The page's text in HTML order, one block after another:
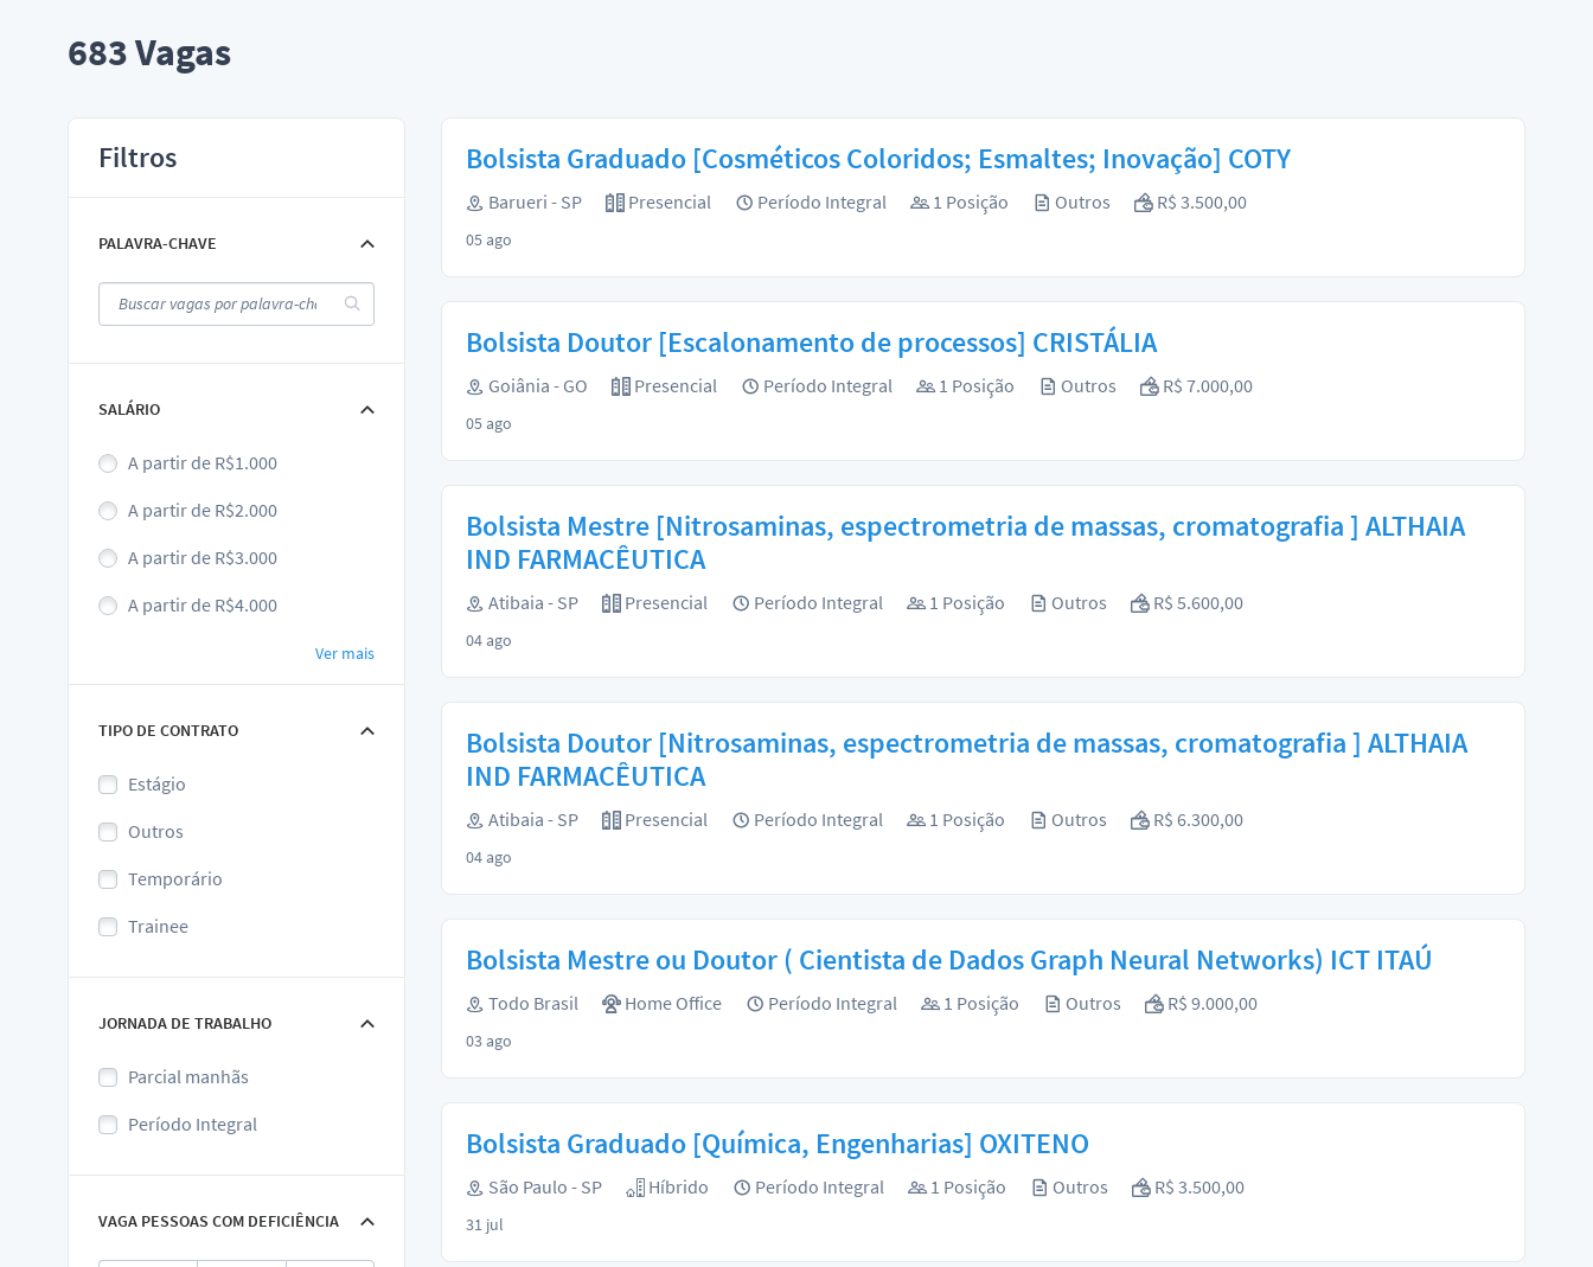
683Vagas
Filtros
PALAVRA-CHAVE
SALÁRIO
A partir de R$1.000
A partir de R$2.000
A partir de R$3.000
A partir de R$4.000
Ver mais
TIPO DE CONTRATO
Estágio
Outros
Temporário
Trainee
JORNADA DE TRABALHO
Parcial manhãs
Período Integral
VAGA PESSOAS COM DEFICIÊNCIA
Bolsista Graduado [Cosméticos Coloridos; Esmaltes; Inovação] COTY
Barueri - SP Presencial Período Integral 1 Posição Outros R$ 3.500,00
05 ago
Bolsista Doutor [Escalonamento de processos] CRISTÁLIA
Goiânia - GO Presencial Período Integral 1 Posição Outros R$ 7.000,00
05 ago
Bolsista Mestre [Nitrosaminas, espectrometria de massas, cromatografia ] ALTHAIA
IND FARMACÊUTICA
Atibaia - SP Presencial Período Integral 1 Posição Outros R$ 5.600,00
04 ago
Bolsista Doutor [Nitrosaminas, espectrometria de massas, cromatografia ] ALTHAIA
IND FARMACÊUTICA
Atibaia - SP Presencial Período Integral 1 Posição Outros R$ 6.300,00
04 ago
Bolsista Mestre ou Doutor ( Cientista de Dados Graph Neural Networks) ICT ITAÚ
Todo Brasil Home Office Período Integral 1 Posição Outros R$ 9.000,00
03 ago
Bolsista Graduado [Química, Engenharias] OXITENO
São Paulo - SP Híbrido Período Integral 1 Posição Outros R$ 3.500,00
31 jul